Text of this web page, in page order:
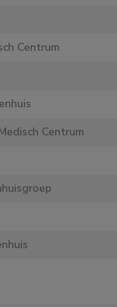
Centrum
Centrum